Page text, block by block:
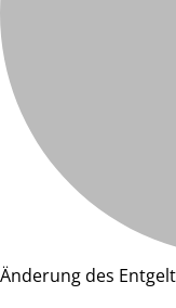
Änderung des